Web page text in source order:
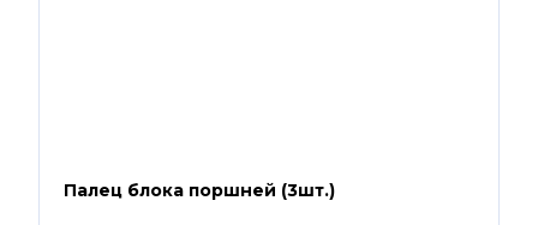
Палец блока поршней (3шт.)